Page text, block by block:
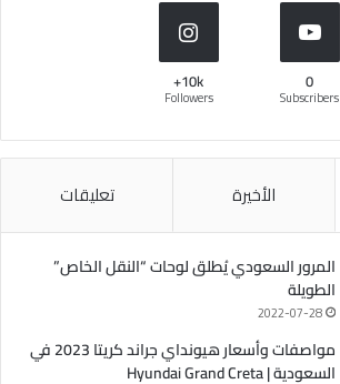
0
Subscribers
10k+
Followers
الأخيرة تعليقات
المرور السعودي يُطلق لوحات “النقل الخاص”
الطويلة
2022-07-28
مواصفات وأسعار هيونداي جراند كريتا 2023 في
السعودية | Hyundai Grand Creta